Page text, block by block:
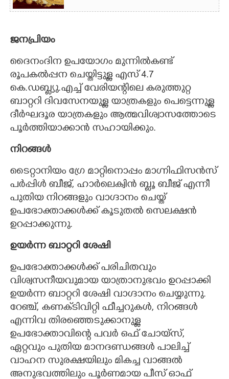
ജനപ്രിയം
ദൈനംദിന ഉപയോഗം മുന്നിൽകണ്ട്
രൂപകൽപ്പന ചെയ്തിട്ടുള്ള എസ് 4.7
കെ.ഡബ്ല്യു.എച്ച് വേരിയന്റിലെ കരുത്തുറ്റ
ബാറ്ററി ദിവസേനയുള്ള യാത്രകളും പെട്ടെന്നുള്ള
ദീർഘദൂര യാത്രകളും ആത്മവിശ്വാസത്തോടെ
പൂർത്തിയാക്കാൻ സഹായിക്കും.
നിറങ്ങൾ
ടൈറ്റാനിയം ഗ്രേ മാറ്റിനൊപ്പം മാഗ്നിഫിസൻസ്
പർപ്പിൾ ബീജ്, ഹാർലെക്വിൻ ബ്ലൂ ബീജ് എന്നീ
പുതിയ നിറങ്ങളും വാഗ്ദാനം ചെയ്ത്
ഉപഭോക്താക്കൾക്ക് കൂടുതൽ സെലക്ഷൻ
ഉറപ്പാക്കുന്നു.
ഉയർന്ന ബാറ്ററി ശേഷി
ഉപഭോക്താക്കൾക്ക് പരിചിതവും
വിശ്വസനീയവുമായ യാത്രാനുഭവം ഉറപ്പാക്കി
ഉയർന്ന ബാറ്ററി ശേഷി വാഗ്ദാനം ചെയ്യുന്നു.
റേഞ്ച്, കണക്‌ടിവിറ്റി ഫീച്ചറുകൾ, നിറങ്ങൾ
എന്നിവ തിരഞ്ഞെടുക്കാനുള്ള
ഉപഭോക്താവിന്റെ പവർ ഒഫ് ചോയ്സ്,
ഏറ്റവും പുതിയ മാനദണ്ഡങ്ങൾ പാലിച്ച്
വാഹന സുരക്ഷയിലും മികച്ച വാങ്ങൽ
അനുഭവത്തിലും പൂർണമായ പീസ് ഓഫ്